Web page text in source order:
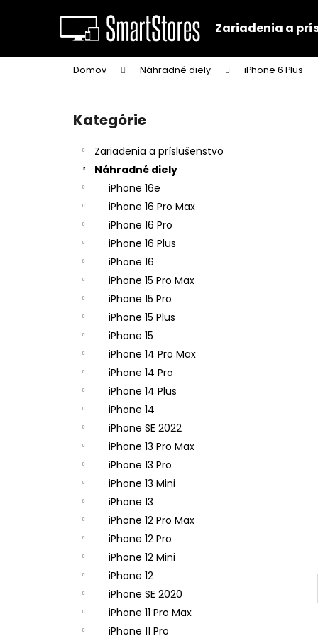
Zariadenia a
Domov Náhradné diely iPhone 6 Plus
Preskočiť
kategórie
Kategórie
Zariadenia a príslušenstvo
Náhradné diely
iPhone 16e
iPhone 16 Pro Max
iPhone 16 Pro
iPhone 16 Plus
iPhone 16
iPhone 15 Pro Max
iPhone 15 Pro
iPhone 15 Plus
iPhone 15
iPhone 14 Pro Max
iPhone 14 Pro
iPhone 14 Plus
iPhone 14
iPhone SE 2022
iPhone 13 Pro Max
iPhone 13 Pro
iPhone 13 Mini
iPhone 13
iPhone 12 Pro Max
iPhone 12 Pro
iPhone 12 Mini
iPhone 12
iPhone SE 2020
iPhone 11 Pro Max
iPhone 11 Pro
í
Späť
do
obchodu
Späť
do
obchodu
APPLE USB-C / USB-C DÁTOVÝ KÁBEL
(2M) MLL82ZM/A - ORIGINAL APPLE
15,90 €
Pôvodne: 21,90 €